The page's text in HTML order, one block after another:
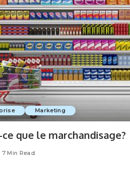
Marketing
que le marchandisage?
7 Min Read